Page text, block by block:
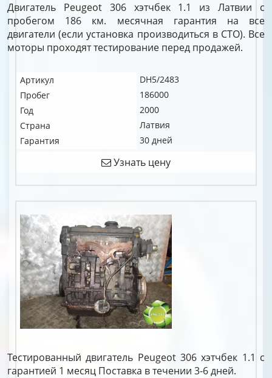
Двигатель Peugeot 306 хэтчбек 1.1 из Латвии с
пробегом 186 км. месячная гарантия на все
двигатели (если установка производиться в СТО). Все
моторы проходят тестирование перед продажей.
Артикул
DH5/2483
Пробег
186000
Год
2000
Страна
Латвия
Гарантия
30 дней
Узнать цену
Тестированный двигатель Peugeot 306 хэтчбек 1.1 c
гарантией 1 месяц Поставка в течении 3-6 дней.